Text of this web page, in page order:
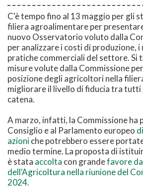
C'è tempo fino al 13 maggio per gli
filiera agroalimentare per
nuovo Osservatorio voluto dalla
per analizzare i costi di produzione, i
pratiche commerciali del settore. Si
misure volute dalla Commissione
posizione degli agricoltori nella
migliorare il livello di fiducia tra
catena.
A marzo, infatti, la Commissione ha
Consiglio e al Parlamento europeo
azioniche potrebbero essere
medio termine. La proposta di
è stata accolta con grandefavore
dell'Agricoltura nella riunione del
2024.